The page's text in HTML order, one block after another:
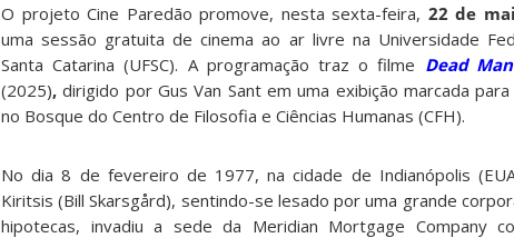
O projeto Cine Paredão promove, nesta sexta-feira, 22 de
uma sessão gratuita de cinema ao ar livre na Universidade
Santa Catarina (UFSC). A programação traz o filme Dead
(2025), dirigido por Gus Van Sant em uma exibição marcada
no Bosque do Centro de Filosofia e Ciências Humanas (CFH).
No dia 8 de fevereiro de 1977, na cidade de Indianópolis
Kiritsis (Bill Skarsgård), sentindo-se lesado por uma grande
hipotecas, invadiu a sede da Meridian Mortgage Company